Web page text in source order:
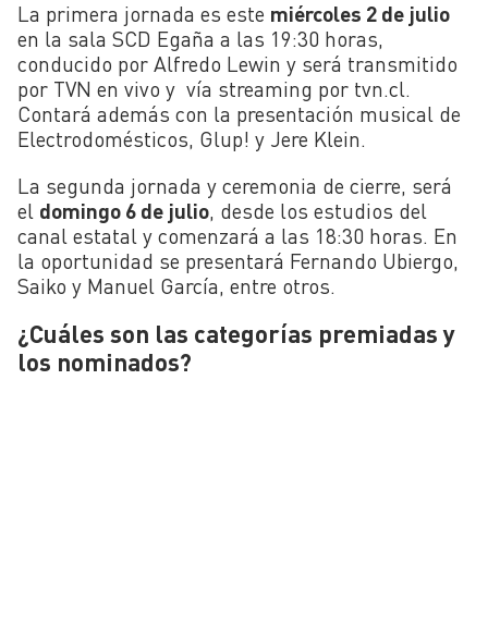
La primera jornada es este miércoles 2 de julio
en la sala SCD Egaña a las 19:30 horas,
conducido por Alfredo Lewin y será transmitido
por TVN en vivo y vía streaming por tvn.cl.
Contará además con la presentación musical de
Electrodomésticos, Glup! y Jere Klein.
La segunda jornada y ceremonia de cierre, será
el domingo 6 de julio, desde los estudios del
canal estatal y comenzará a las 18:30 horas. En
la oportunidad se presentará Fernando Ubiergo,
Saiko y Manuel García, entre otros.
¿Cuáles son las categorías premiadas y
los nominados?